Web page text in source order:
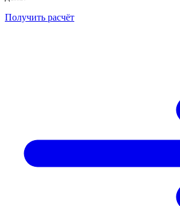
Получить расчёт